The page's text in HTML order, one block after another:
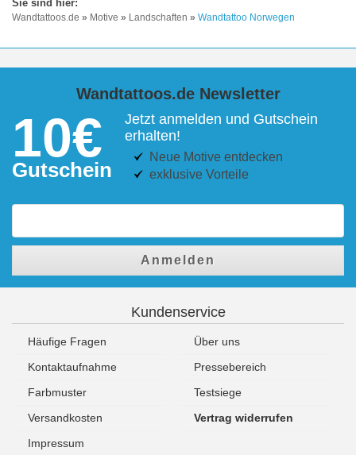
Wandtattoos.de » Motive » Landschaften » Wandtattoo Norwegen
Wandtattoos.de Newsletter
10€
Gutschein
Jetzt anmelden und Gutschein
erhalten!
Neue Motive entdecken
exklusive Vorteile
Anmelden
Kundenservice
Häufige Fragen
Über uns
Kontaktaufnahme
Pressebereich
Farbmuster
Testsiege
Versandkosten
Vertrag widerrufen
Impressum